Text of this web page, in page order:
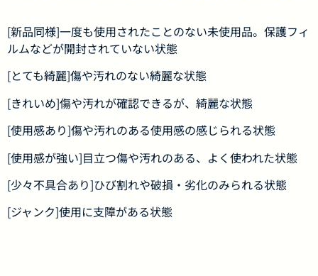
[新品同様]一度も使用されたことのない未使用品。保護フィ
ルムなどが開封されていない状態
[とても綺麗]傷や汚れのない綺麗な状態
[きれいめ]傷や汚れが確認できるが、綺麗な状態
[使用感あり]傷や汚れのある使用感の感じられる状態
[使用感が強い]目立つ傷や汚れのある、よく使われた状態
[少々不具合あり]ひび割れや破損・劣化のみられる状態
[ジャンク]使用に支障がある状態